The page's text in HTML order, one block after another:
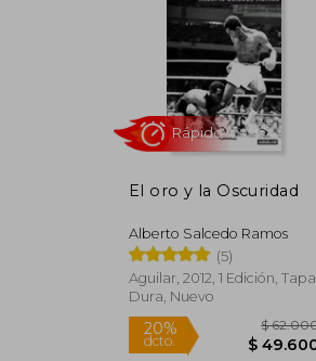
El oro y la Oscuridad
Alberto Salcedo Ramos
(5)
Aguilar, 2012, 1 Edición, Tapa
Dura, Nuevo
Rápido